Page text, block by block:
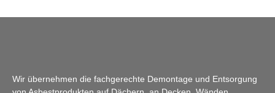
Wir übernehmen die fachgerechte Demontage und Entsorgung